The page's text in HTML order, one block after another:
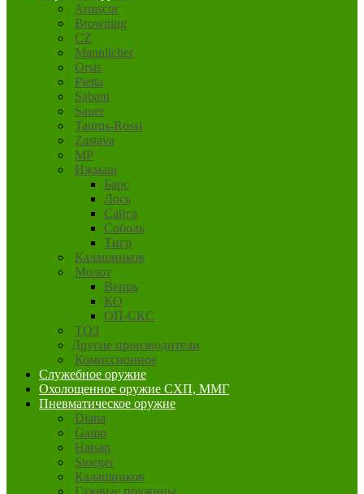
Armscor
Browning
CZ
Mannlicher
Orsis
Pietta
Sabatti
Sauer
Taurus-Rossi
Zastava
MP
Ижмаш
Барс
Лось
Сайга
Соболь
Тигр
Калашников
Молот
Вепрь
КО
ОП-СКС
ТОЗ
Другие производители
Комиссионное
Служебное оружие
Охолощенное оружие СХП, ММГ
Пневматическое оружие
Diana
Gamo
Hatsan
Stoeger
Калашников
Газовые пружины